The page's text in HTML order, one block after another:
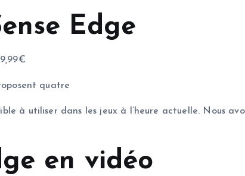
Edge
quatre
à utiliser dans les jeux à l’heure actuelle. Nous
en vidéo